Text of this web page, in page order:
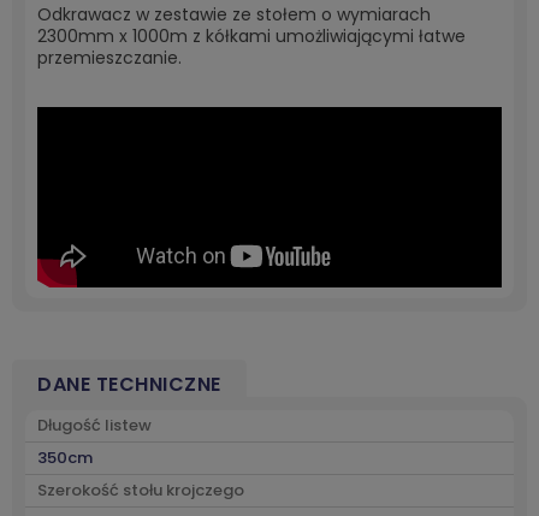
Odkrawacz w zestawie ze stołem o wymiarach
2300mm x 1000m z kółkami umożliwiającymi łatwe
przemieszczanie.
DANE TECHNICZNE
Długość listew
350cm
Szerokość stołu krojczego